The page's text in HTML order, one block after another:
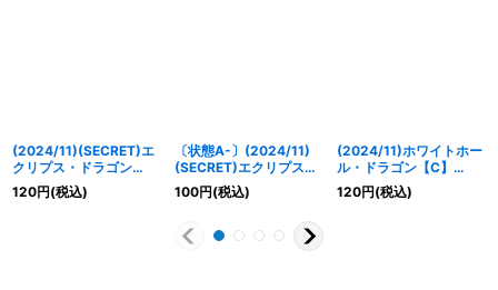
(2024/11)(SECRET)エ
クリプス・ドラゴン
【C-SEC】{SD68-
RV004}《赤》
120円(税込)
〔状態A-〕(2024/11)
(SECRET)エクリプス・
ドラゴン【C-SEC】
{SD68-RV004}《赤》
100円(税込)
(2024/11)ホワイトホー
ル・ドラゴン【C】
{SD68-RV002}《赤》
120円(税込)